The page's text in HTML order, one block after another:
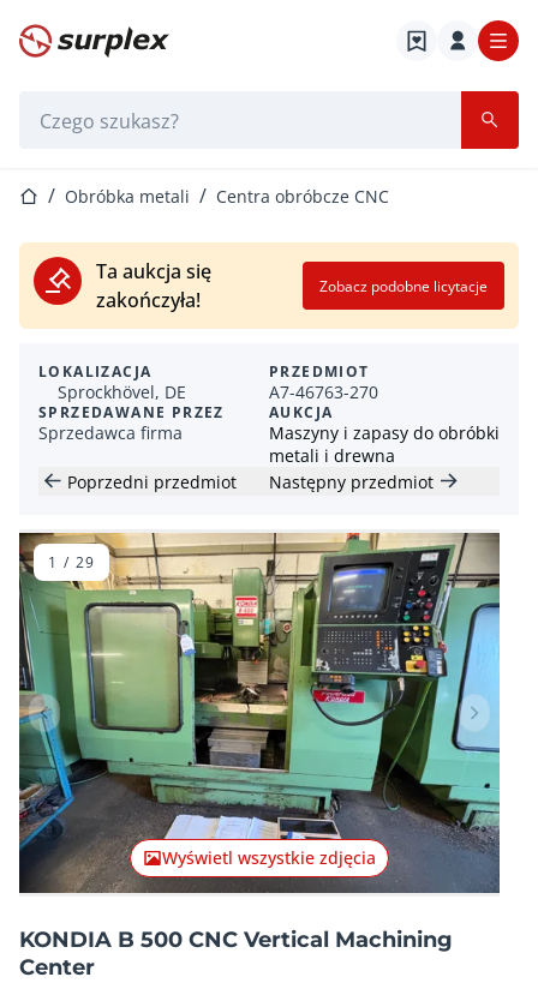
Strona główna
Strona główna
Obróbka metali Centra obróbcze CNC
Ta aukcja się
zakończyła!
Zobacz podobne licytacje
LOKALIZACJA
Sprockhövel, DE
SPRZEDAWANE PRZEZ
Sprzedawca firma
PRZEDMIOT
A7-46763-270
AUKCJA
Maszyny i zapasy do obróbki
metali i drewna
Poprzedni przedmiot
Następny przedmiot
Poprzednia pozycja
Wyświetl wszystkie zdjęcia
1 / 29
KONDIA B 500 CNC Vertical Machining
Center